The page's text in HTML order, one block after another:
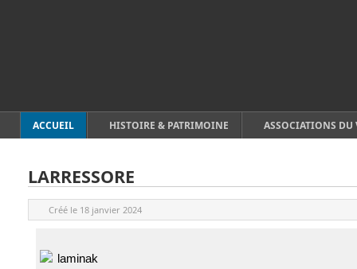
ACCUEIL HISTOIRE & PATRIMOINE ASSOCIATIONS DU
LARRESSORE
Créé le 18 janvier 2024